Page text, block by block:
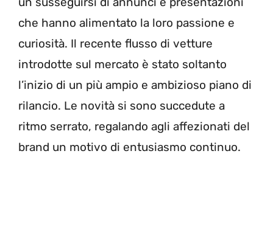
che hanno alimentato la loro passione e
curiosità. Il recente flusso di vetture
introdotte sul mercato è stato soltanto
l’inizio di un più ampio e ambizioso piano di
rilancio. Le novità si sono succedute a
ritmo serrato, regalando agli affezionati del
brand un motivo di entusiasmo continuo.